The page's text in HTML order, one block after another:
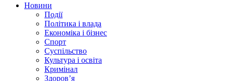
Новини
Події
Політика і влада
Економіка і бізнес
Спорт
Суспільство
Культура і освіта
Кримінал
Здоров’я